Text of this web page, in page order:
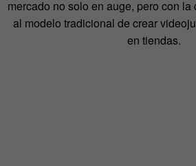
mercado no solo en auge, pero con
al modelo tradicional de crear
en tiendas.